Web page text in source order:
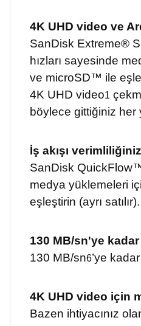
4K UHD video ve
SanDisk Extreme®
hızları sayesinde
ve microSD™ ile
4K UHD video1
böylece gittiğiniz her
İş akışı
SanDisk
medya yüklemeleri
eşleştirin (ayrı satılır).
130 MB/sn'ye kadar
130 MB/sn6’ye
4K UHD video için
Bazen ihtiyacınız